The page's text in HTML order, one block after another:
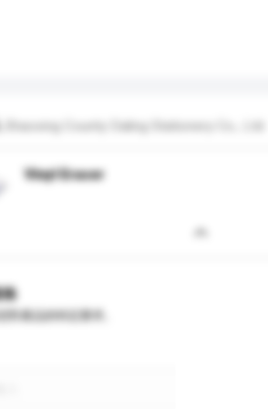
Shaoxing County Daling Stationery Co., Ltd.
Vinyl Eraser